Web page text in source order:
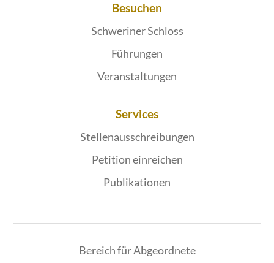
Besuchen
Schweriner Schloss
Führungen
Veranstaltungen
Services
Stellenausschreibungen
Petition einreichen
Publikationen
Bereich für Abgeordnete